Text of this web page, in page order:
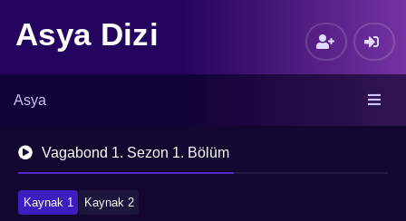
Asya Dizi
Asya
Vagabond 1. Sezon 1. Bölüm
Kaynak 1 Kaynak 2